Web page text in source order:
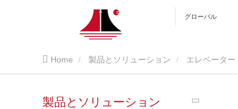
グローバル
Home 製品とソリューション エレベーター
製品とソリューション